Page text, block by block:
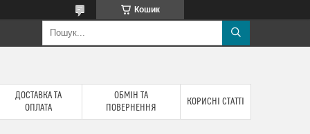
Кошик
ДОСТАВКА ТА
ОПЛАТА
ОБМІН ТА
ПОВЕРНЕННЯ
КОРИСНІ СТАТТІ